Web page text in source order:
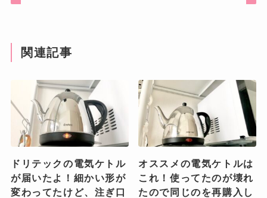
関連記事
ドリテックの電気ケトル
が届いたよ！細かい形が
変わってたけど、注ぎ口
オススメの電気ケトルは
これ！使ってたのが壊れ
たので同じのを再購入し